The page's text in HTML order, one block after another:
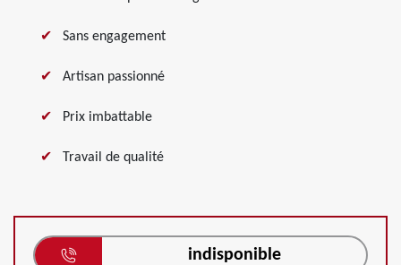
Sans engagement
Artisan passionné
Prix imbattable
Travail de qualité
indisponible